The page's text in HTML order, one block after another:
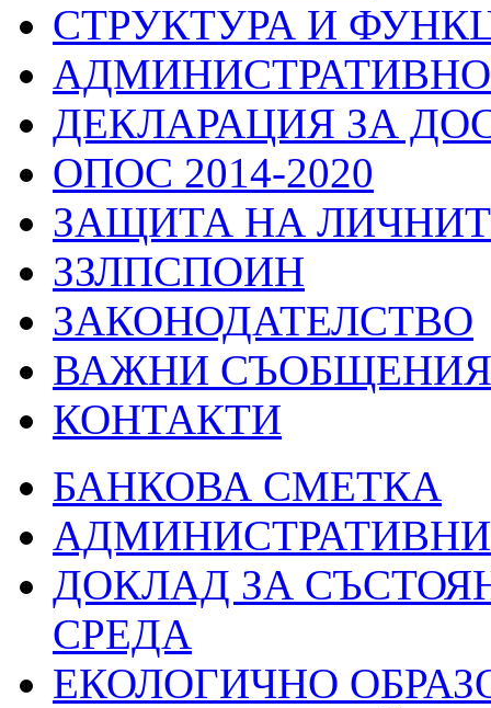
СТРУКТУРА И
ДЕКЛАРАЦИЯ ЗА
ОПОС 2014-2020
ЗАЩИТА НА
ЗЗЛПСПОИН
ЗАКОНОДАТЕЛСТВО
ВАЖНИ СЪОБЩЕНИЯ
КОНТАКТИ
БАНКОВА СМЕТКА
ДОКЛАД ЗА
СРЕДА
ЕКОЛОГИЧНО